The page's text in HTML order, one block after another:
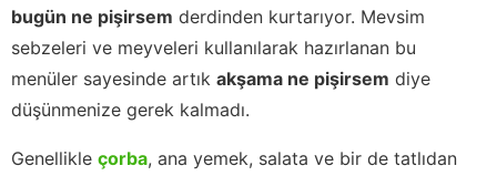
bugün ne pişirsem derdinden kurtarıyor. Mevsim
sebzeleri ve meyveleri kullanılarak hazırlanan bu
menüler sayesinde artık akşama ne pişirsem diye
düşünmenize gerek kalmadı.
Genellikle çorba, ana yemek, salata ve bir de tatlıdan